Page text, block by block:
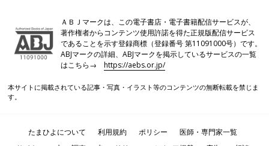
ＡＢＪマークは、この電子書店・電子書籍配信サービスが、
著作権者からコンテンツ使用許諾を得た正規版配信サービス
であることを示す登録商標（登録番号 第11091000号）です。
ABJマークの詳細、ABJマークを掲示しているサービスの一覧
はこちら→https://aebs.or.jp/
本サイトに掲載されている記事・写真・イラスト等のコンテンツの無断転載を禁じま
す。
たまひよについて 利用規約 ポリシー
医師・専門家一覧